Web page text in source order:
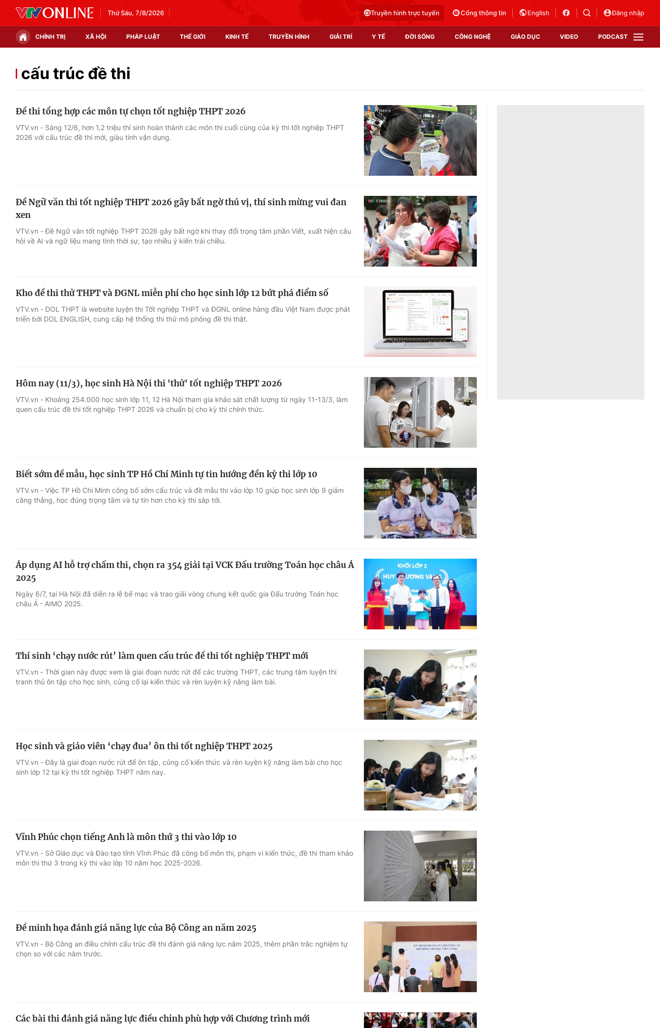
Thứ Sáu, 7/8/2026 Truyền hình trực tuyến Cổng thông tin English Đăng nhập
CHÍNH TRỊ XÃ HỘI PHÁP LUẬT THẾ GIỚI KINH TẾ TRUYỀN HÌNH GIẢI TRÍ Y TẾ ĐỜI SỐNG CÔNG NGHỆ GIÁO DỤC VIDEO PODCAST
Chính trị
Thế giới đó đây
Thị trường
Video
Shorts video
Podcast
EMagazine
Photo
Infographic
Góc ảnh
Điện ảnh
Âm nhạc
Sao
Du lịch
Làm đẹp
Chất lượng cuộc sống
Tuyển sinh
Học trực tuyến
Công nghệ
Sản phẩm
Thị trường
Tư vấn
VTV Sức khoẻ
cấu trúc đề thi
Đề thi tổng hợp các môn tự chọn tốt nghiệp THPT 2026
VTV.vn - Sáng 12/6, hơn 1,2 triệu thí sinh hoàn thành các môn thi cuối cùng của kỳ thi tốt nghiệp THPT
2026 với cấu trúc đề thi mới, giàu tính vận dụng.
Đề Ngữ văn thi tốt nghiệp THPT 2026 gây bất ngờ thú vị, thí sinh mừng vui đan
xen
VTV.vn - Đề Ngữ văn tốt nghiệp THPT 2026 gây bất ngờ khi thay đổi trọng tâm phần Viết, xuất hiện câu
hỏi về AI và ngữ liệu mang tính thời sự, tạo nhiều ý kiến trái chiều.
Kho đề thi thử THPT và ĐGNL miễn phí cho học sinh lớp 12 bứt phá điểm số
VTV.vn - DOL THPT là website luyện thi Tốt nghiệp THPT và ĐGNL online hàng đầu Việt Nam được phát
triển bởi DOL ENGLISH, cung cấp hệ thống thi thử mô phỏng đề thi thật.
Hôm nay (11/3), học sinh Hà Nội thi 'thử' tốt nghiệp THPT 2026
VTV.vn - Khoảng 254.000 học sinh lớp 11, 12 Hà Nội tham gia khảo sát chất lượng từ ngày 11-13/3, làm
quen cấu trúc đề thi tốt nghiệp THPT 2026 và chuẩn bị cho kỳ thi chính thức.
Biết sớm đề mẫu, học sinh TP Hồ Chí Minh tự tin hướng đền kỳ thi lớp 10
VTV.vn - Việc TP Hồ Chí Minh công bố sớm cấu trúc và đề mẫu thi vào lớp 10 giúp học sinh lớp 9 giảm
căng thẳng, học đúng trọng tâm và tự tin hơn cho kỳ thi sắp tới.
Áp dụng AI hỗ trợ chấm thi, chọn ra 354 giải tại VCK Đấu trường Toán học châu Á
2025
Ngày 6/7, tại Hà Nội đã diễn ra lễ bế mạc và trao giải vòng chung kết quốc gia Đấu trường Toán học
châu Á - AIMO 2025.
Thí sinh ‘chạy nước rút’ làm quen cấu trúc đề thi tốt nghiệp THPT mới
VTV.vn - Thời gian này được xem là giai đoạn nước rút để các trường THPT, các trung tâm luyện thi
tranh thủ ôn tập cho học sinh, củng cố lại kiến thức và rèn luyện kỹ năng làm bài.
Học sinh và giáo viên ‘chạy đua’ ôn thi tốt nghiệp THPT 2025
VTV.vn - Đây là giai đoạn nước rút để ôn tập, củng cố kiến thức và rèn luyện kỹ năng làm bài cho học
sinh lớp 12 tại kỳ thi tốt nghiệp THPT năm nay.
Vĩnh Phúc chọn tiếng Anh là môn thứ 3 thi vào lớp 10
VTV.vn - Sở Giáo dục và Đào tạo tỉnh Vĩnh Phúc đã công bố môn thi, phạm vi kiến thức, đề thi tham khảo
môn thi thứ 3 trong kỳ thi vào lớp 10 năm học 2025-2026.
Đề minh họa đánh giá năng lực của Bộ Công an năm 2025
VTV.vn - Bộ Công an điều chỉnh cấu trúc đề thi đánh giá năng lực năm 2025, thêm phần trắc nghiệm tự
chọn so với các năm trước.
Các bài thi đánh giá năng lực điều chỉnh phù hợp với Chương trình mới